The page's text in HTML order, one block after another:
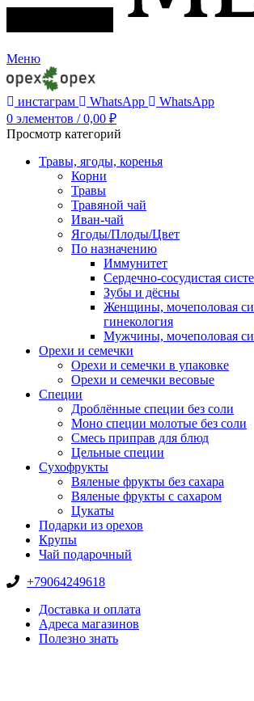
Меню
инстаграм WhatsApp
WhatsApp
0 элементов / 0,00 ₽
Просмотр категорий
Травы, ягоды, коренья
Корни
Травы
Травяной чай
Иван-чай
Ягоды/Плоды/Цвет
По назначению
Иммунитет
Сердечно-сосудистая
Зубы и дёсны
Женщины, мочеполовая
гинекология
Мужчины, мочеполовая
Орехи и семечки
Орехи и семечки в упаковке
Орехи и семечки весовые
Специи
Дроблённые специи без соли
Моно специи молотые без соли
Смесь приправ для блюд
Цельные специи
Сухофрукты
Вяленые фрукты без сахара
Вяленые фрукты с сахаром
Цукаты
Подарки из орехов
Крупы
Чай подарочный
+79064249618
Доставка и оплата
Адреса магазинов
Полезно знать